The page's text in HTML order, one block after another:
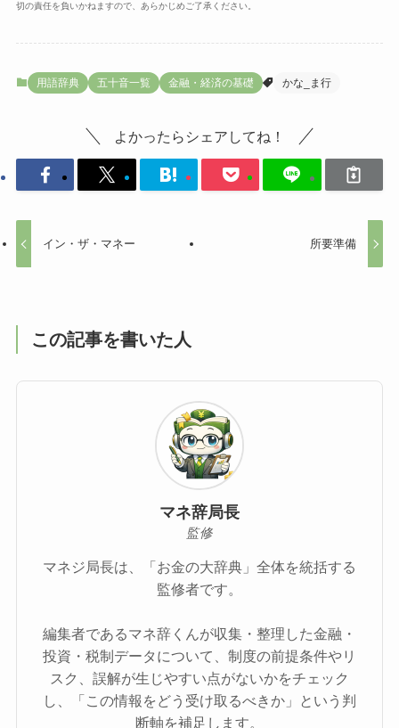
切の責任を負いかねますので、あらかじめご了承ください。
用語辞典 五十音一覧 金融・経済の基礎 かな_ま行
よかったらシェアしてね！
イン・ザ・マネー 所要準備
この記事を書いた人
マネ辞局長
監修
マネジ局長は、「お金の大辞典」全体を統括する
監修者です。
編集者であるマネ辞くんが収集・整理した金融・
投資・税制データについて、制度の前提条件やリ
スク、誤解が生じやすい点がないかをチェック
し、「この情報をどう受け取るべきか」という判
断軸を補足します。